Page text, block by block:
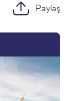
Paylaş